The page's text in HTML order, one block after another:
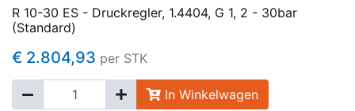
R 10-30 ES - Druckregler, 1.4404, G 1, 2 - 30bar
(Standard)
€ 2.804,93 per STK
In Winkelwagen